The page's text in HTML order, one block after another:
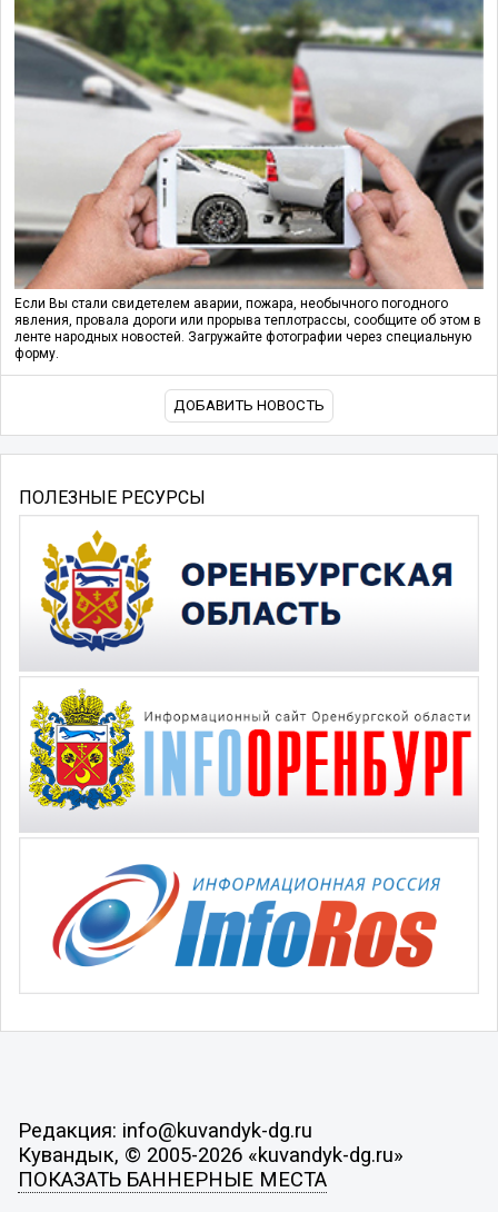
Если Вы стали свидетелем аварии, пожара, необычного погодного
явления, провала дороги или прорыва теплотрассы, сообщите об этом в
ленте народных новостей. Загружайте фотографии через специальную
форму.
ДОБАВИТЬ НОВОСТЬ
ПОЛЕЗНЫЕ РЕСУРСЫ
Редакция: info@kuvandyk-dg.ru
Кувандык, © 2005-2026 «kuvandyk-dg.ru»
ПОКАЗАТЬ БАННЕРНЫЕ МЕСТА